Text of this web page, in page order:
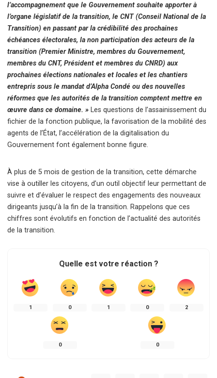
l’accompagnement que le Gouvernement souhaite apporter à
l’organe législatif de la transition, le CNT (Conseil National de la
Transition) en passant par la crédibilité des prochaines
échéances électorales, la non participation des acteurs de la
transition (Premier Ministre, membres du Gouvernement,
membres du CNT, Président et membres du CNRD) aux
prochaines élections nationales et locales et les chantiers
entrepris sous le mandat d’Alpha Condé ou des nouvelles
réformes que les autorités de la transition comptent mettre en
œuvre dans ce domaine. » Les questions de l’assainissement du
fichier de la fonction publique, la favorisation de la mobilité des
agents de l’État, l’accélération de la digitalisation du
Gouvernement font également bonne figure.
À plus de 5 mois de gestion de la transition, cette démarche
vise à outiller les citoyens, d’un outil objectif leur permettant de
suivre et d’évaluer le respect des engagements des nouveaux
dirigeants jusqu’à la fin de la transition. Rappelons que ces
chiffres sont évolutifs en fonction de l’actualité des autorités
de la transition.
Quelle est votre réaction ?
1 0 1 0 2
0 0